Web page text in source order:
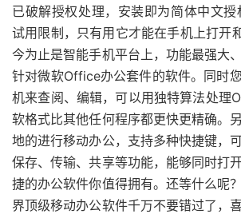
已破解授权处理，安装即为简体中文
试用限制，只有用它才能在手机上打开
今为止是智能手机平台上，功能最强大
针对微软Office办公套件的软件。同时
机来查阅、编辑，可以用独特算法处理
软格式比其他任何程序都更快更精确。
地的进行移动办公，支持多种快捷键，
保存、传输、共享等功能，能够同时打
捷的办公软件你值得拥有。还等什么呢
界顶级移动办公软件千万不要错过了，